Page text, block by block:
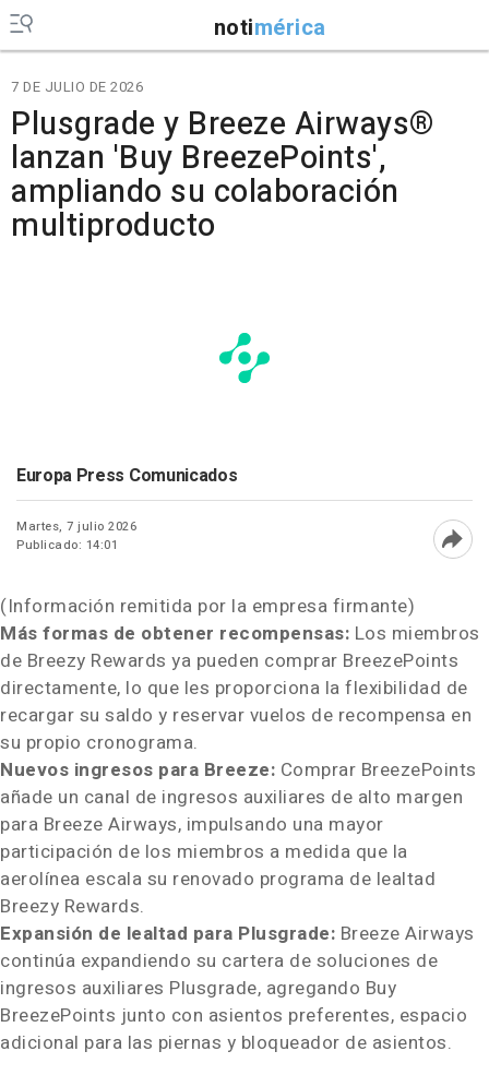
notimérica
7 DE JULIO DE 2026
Plusgrade y Breeze Airways®
lanzan 'Buy BreezePoints',
ampliando su colaboración
multiproducto
Europa Press Comunicados
Martes, 7 julio 2026
Publicado: 14:01
(Información remitida por la empresa firmante)
Más formas de obtener recompensas: Los miembros
de Breezy Rewards ya pueden comprar BreezePoints
directamente, lo que les proporciona la flexibilidad de
recargar su saldo y reservar vuelos de recompensa en
su propio cronograma.
Nuevos ingresos para Breeze: Comprar BreezePoints
añade un canal de ingresos auxiliares de alto margen
para Breeze Airways, impulsando una mayor
participación de los miembros a medida que la
aerolínea escala su renovado programa de lealtad
Breezy Rewards.
Expansión de lealtad para Plusgrade: Breeze Airways
continúa expandiendo su cartera de soluciones de
ingresos auxiliares Plusgrade, agregando Buy
BreezePoints junto con asientos preferentes, espacio
adicional para las piernas y bloqueador de asientos.